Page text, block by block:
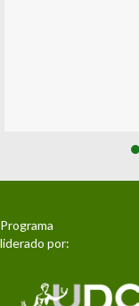
Programa
liderado por: